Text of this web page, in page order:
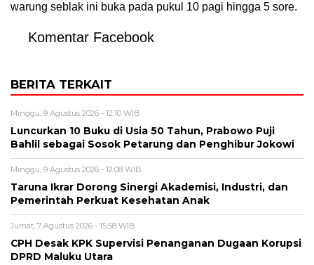
warung seblak ini buka pada pukul 10 pagi hingga 5 sore.
Komentar Facebook
BERITA TERKAIT
Minggu, 9 Agustus 2026 - 12:10 WIB
Luncurkan 10 Buku di Usia 50 Tahun, Prabowo Puji
Bahlil sebagai Sosok Petarung dan Penghibur Jokowi
Minggu, 9 Agustus 2026 - 12:08 WIB
Taruna Ikrar Dorong Sinergi Akademisi, Industri, dan
Pemerintah Perkuat Kesehatan Anak
Jumat, 7 Agustus 2026 - 15:58 WIB
CPH Desak KPK Supervisi Penanganan Dugaan Korupsi
DPRD Maluku Utara